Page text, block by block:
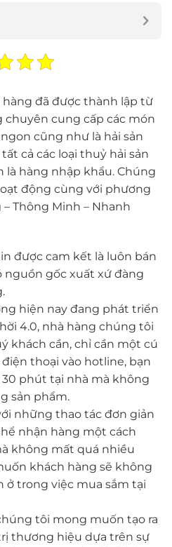
hàng đã được thành lập từ
chuyên cung cấp các món
cũng như là hải sản
cả các loại thuỷ hải sản
là hàng nhập khẩu. Chúng
động cùng với phương
Thông Minh – Nhanh
được cam kết là luôn bán
nguồn gốc xuất xứ đàng
hiện nay đang phát triển
4.0, nhà hàng chúng tôi
khách cần, chỉ cần một cú
thoại vào hotline, bạn
phút tại nhà mà không
sản phẩm.
những thao tác đơn giản
nhận hàng một cách
không mất quá nhiều
khách hàng sẽ không
ở trong việc mua sắm tại
tôi mong muốn tạo ra
thương hiệu dựa trên sự